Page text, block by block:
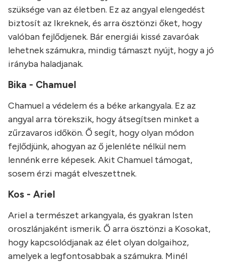
szüksége van az életben. Ez az angyal elengedést
biztosít az Ikreknek, és arra ösztönzi őket, hogy
valóban fejlődjenek. Bár energiái kissé zavaróak
lehetnek számukra, mindig támaszt nyújt, hogy a jó
irányba haladjanak.
Bika - Chamuel
Chamuel a védelem és a béke arkangyala. Ez az
angyal arra törekszik, hogy átsegítsen minket a
zűrzavaros időkön. Ő segít, hogy olyan módon
fejlődjünk, ahogyan az ő jelenléte nélkül nem
lennénk erre képesek. Akit Chamuel támogat,
sosem érzi magát elveszettnek.
Kos - Ariel
Ariel a természet arkangyala, és gyakran Isten
oroszlánjaként ismerik. Ő arra ösztönzi a Kosokat,
hogy kapcsolódjanak az élet olyan dolgaihoz,
amelyek a legfontosabbak a számukra. Minél